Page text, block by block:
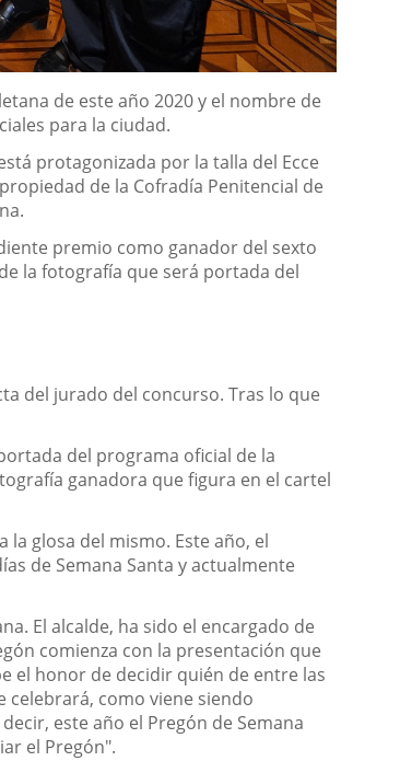
de este año 2020 y el nombre de
para la ciudad.
protagonizada por la talla del Ecce
de la Cofradía Penitencial de
premio como ganador del sexto
la fotografía que será portada del
del jurado del concurso. Tras lo que
del programa oficial de la
ganadora que figura en el cartel
glosa del mismo. Este año, el
de Semana Santa y actualmente
El alcalde, ha sido el encargado de
comienza con la presentación que
el honor de decidir quién de entre las
celebrará, como viene siendo
este año el Pregón de Semana
el Pregón".